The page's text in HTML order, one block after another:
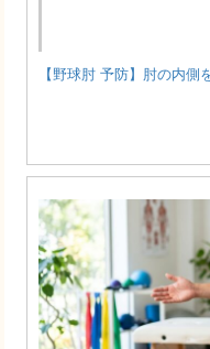
【野球肘 予防】肘の内